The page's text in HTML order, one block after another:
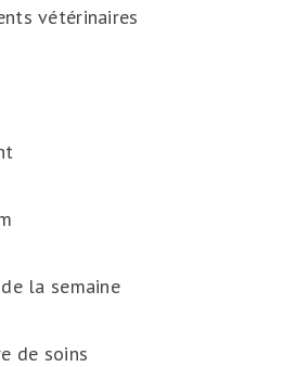
vétérinaires
la semaine
de soins